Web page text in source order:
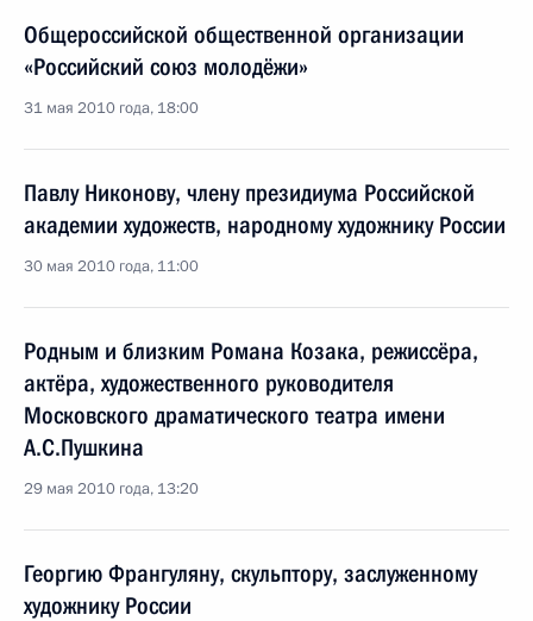
Общероссийской общественной организации
«Российский союз молодёжи»
31 мая 2010 года, 18:00
Павлу Никонову, члену президиума Российской
академии художеств, народному художнику России
30 мая 2010 года, 11:00
Родным и близким Романа Козака, режиссёра,
актёра, художественного руководителя
Московского драматического театра имени
А.С.Пушкина
29 мая 2010 года, 13:20
Георгию Франгуляну, скульптору, заслуженному
художнику России